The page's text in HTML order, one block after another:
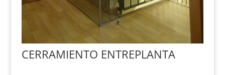
CERRAMIENTO ENTREPLANTA